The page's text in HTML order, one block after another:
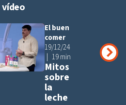
El buen
comer
19/12/24
19 min
Mitos
sobre
la
leche